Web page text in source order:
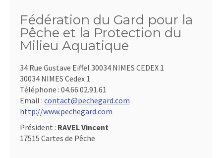
Fédération du Gard pour la
Pêche et la Protection du
Milieu Aquatique
34 Rue Gustave Eiffel 30034 NIMES CEDEX 1
30034 NIMES Cedex 1
Téléphone : 04.66.02.91.61
Email : contact@pechegard.com
http://www.pechegard.com
Président : RAVEL Vincent
17515 Cartes de Pêche